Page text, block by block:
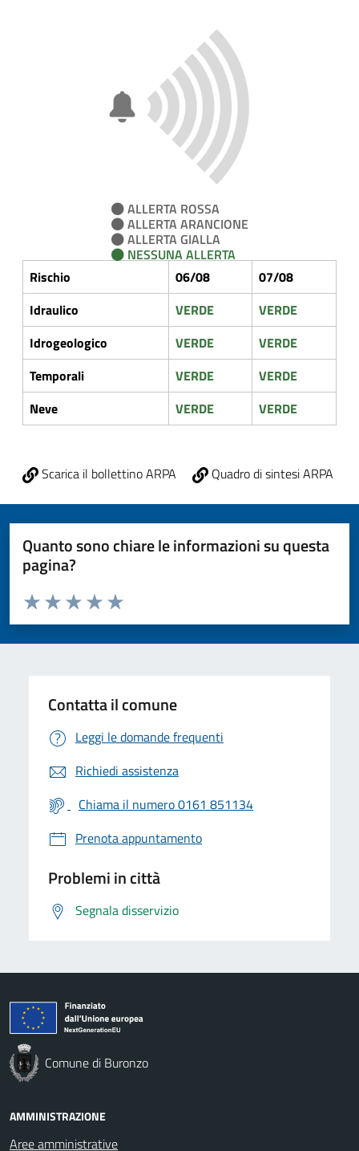
ALLERTA ROSSA
ALLERTA ARANCIONE
ALLERTA GIALLA
NESSUNA ALLERTA
Rischio
06/08
07/08
Idraulico
VERDE
VERDE
Idrogeologico
VERDE
VERDE
Temporali
VERDE
VERDE
Neve
VERDE VERDE
Scarica il bollettino ARPA Quadro di sintesi ARPA
Quanto sono chiare le informazioni su questa
pagina?
Valuta da 1 a 5 stelle la pagina
Valuta 5 stelle su 5
Valuta 4 stelle su 5
Valuta 3 stelle su 5
Valuta 2 stelle su 5
Valuta 1 stelle su 5
Contatta il comune
Leggi le domande frequenti
Richiedi assistenza
Chiama il numero 0161 851134
Prenota appuntamento
Problemi in città
Segnala disservizio
Comune di Buronzo
AMMINISTRAZIONE
Aree amministrative